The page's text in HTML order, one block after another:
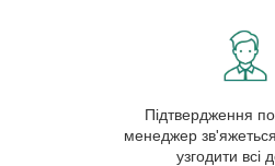
Підтвердження
менеджер
узгодити всі